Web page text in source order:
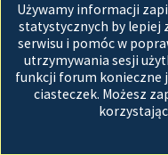
użytkowników witryny.
wyświetleni na karcie
zarządzania kontem. Z
status, a także wysłać
używanego stylu witryny,
wyróżniane. Jeśli
Używamy informacji
statystycznych by lepiej
serwisu i pomóc w
utrzymywania sesji
funkcji forum konieczne
ciasteczek. Możesz